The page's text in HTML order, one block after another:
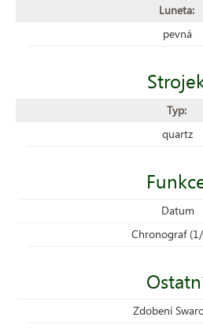
Luneta:
pevná
Typ:
quartz
Datum
Chronograf
Zdobení